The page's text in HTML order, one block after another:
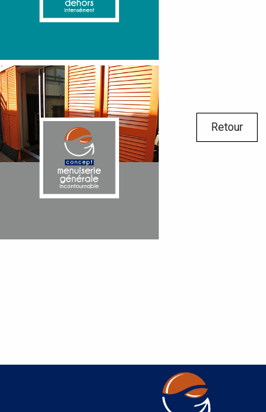
Retour